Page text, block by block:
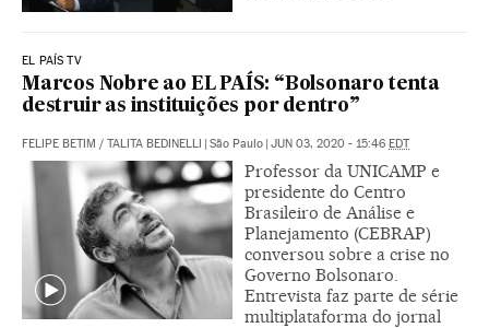
EL PAÍS TV
Marcos Nobre ao EL PAÍS: “Bolsonaro tenta
destruir as instituições por dentro”
FELIPE BETIM / TALITA BEDINELLI | São Paulo | JUN 03, 2020 - 15:46 EDT
Professor da UNICAMP e
presidente do Centro
Brasileiro de Análise e
Planejamento (CEBRAP)
conversou sobre a crise no
Governo Bolsonaro.
Entrevista faz parte de série
multiplataforma do jornal